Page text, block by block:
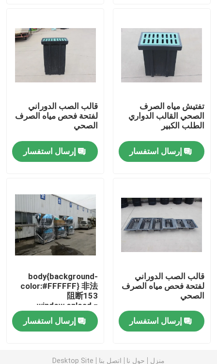
مسكن
منتجات
أشرطة فيديو
جولة في المعمل
مراقبة الجودة
أخبار
اطلب اقتباس
تفتيش مياه الصرف
الصحي القالب الدواري
الطلب الكبير
إرسال استفسار
قالب الصب الدوراني
لفتحة فحص مياه الصرف
الصحي
إرسال استفسار
قالب الصب الدوراني
لفتحة فحص مياه الصرف
الصحي
إرسال استفسار
body{background-
color:#FFFFFF} 非法
阻断153
window.onload =
function () {
error.html";
إرسال استفسار
منزل حول نا اتصل بنا Desktop Site